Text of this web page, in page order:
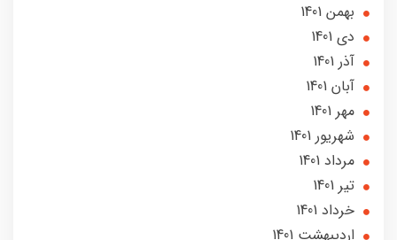
بهمن 1401
دی 1401
آذر 1401
آبان 1401
مهر 1401
شهریور 1401
مرداد 1401
تير 1401
خرداد 1401
ارديبهشت 1401